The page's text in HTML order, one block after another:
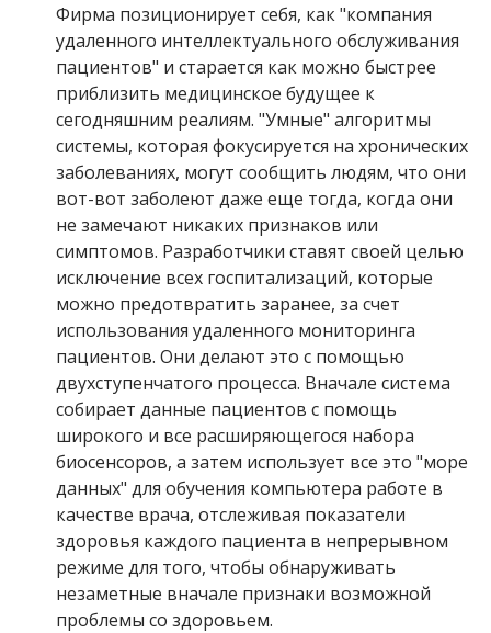
Фирма позиционирует себя, как "компания
удаленного интеллектуального обслуживания
пациентов" и старается как можно быстрее
приблизить медицинское будущее к
сегодняшним реалиям. "Умные" алгоритмы
системы, которая фокусируется на хронических
заболеваниях, могут сообщить людям, что они
вот-вот заболеют даже еще тогда, когда они
не замечают никаких признаков или
симптомов. Разработчики ставят своей целью
исключение всех госпитализаций, которые
можно предотвратить заранее, за счет
использования удаленного мониторинга
пациентов. Они делают это с помощью
двухступенчатого процесса. Вначале система
собирает данные пациентов с помощь
широкого и все расширяющегося набора
биосенсоров, а затем использует все это "море
данных" для обучения компьютера работе в
качестве врача, отслеживая показатели
здоровья каждого пациента в непрерывном
режиме для того, чтобы обнаруживать
незаметные вначале признаки возможной
проблемы со здоровьем.